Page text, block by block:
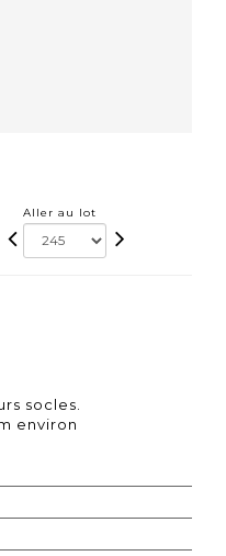
Aller au lot
socles.
environ